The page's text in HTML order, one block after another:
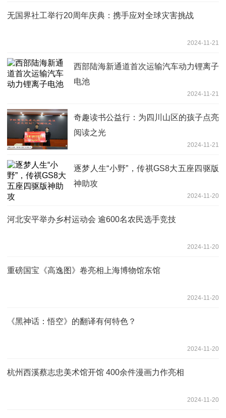
无国界社工举行20周年庆典：携手应对全球灾害挑战
2024-11-21
西部陆海新通道首次运输汽车动力锂离子
电池
2024-11-21
奇趣读书公益行：为四川山区的孩子点亮
阅读之光
2024-11-21
逐梦人生“小野”，传祺GS8大五座四驱版
神助攻
2024-11-20
河北安平举办乡村运动会 逾600名农民选手竞技
2024-11-20
重磅国宝《高逸图》卷亮相上海博物馆东馆
2024-11-20
《黑神话：悟空》的翻译有何特色？
2024-11-20
杭州西溪蔡志忠美术馆开馆 400余件漫画力作亮相
2024-11-20